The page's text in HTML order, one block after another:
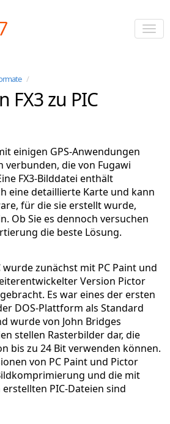
/
FX3 zu PIC
einigen GPS-Anwendungen
verbunden, die von Fugawi
FX3-Bilddatei enthält
eine detaillierte Karte und kann
für die sie erstellt wurde,
Ob Sie es dennoch versuchen
die beste Lösung.
wurde zunächst mit PC Paint und
Version Pictor
Es war eines der ersten
DOS-Plattform als Standard
wurde von John Bridges
stellen Rasterbilder dar, die
bis zu 24 Bit verwenden können.
von PC Paint und Pictor
und die mit
PIC-Dateien sind